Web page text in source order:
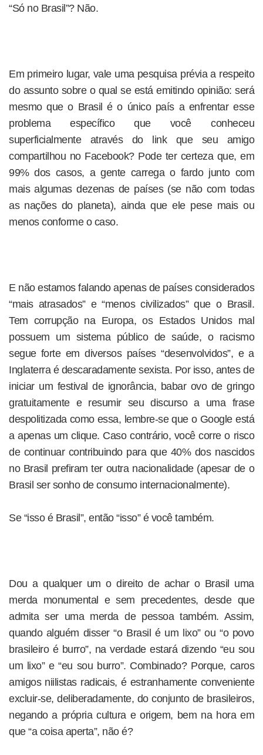
“Só no Brasil”? Não.
Em primeiro lugar, vale uma pesquisa prévia a respeito
do assunto sobre o qual se está emitindo opinião: será
mesmo que o Brasil é o único país a enfrentar esse
problema específico que você conheceu
superficialmente através do link que seu amigo
compartilhou no Facebook? Pode ter certeza que, em
99% dos casos, a gente carrega o fardo junto com
mais algumas dezenas de países (se não com todas
as nações do planeta), ainda que ele pese mais ou
menos conforme o caso.
E não estamos falando apenas de países considerados
“mais atrasados” e “menos civilizados” que o Brasil.
Tem corrupção na Europa, os Estados Unidos mal
possuem um sistema público de saúde, o racismo
segue forte em diversos países “desenvolvidos”, e a
Inglaterra é descaradamente sexista. Por isso, antes de
iniciar um festival de ignorância, babar ovo de gringo
gratuitamente e resumir seu discurso a uma frase
despolitizada como essa, lembre-se que o Google está
a apenas um clique. Caso contrário, você corre o risco
de continuar contribuindo para que 40% dos nascidos
no Brasil prefiram ter outra nacionalidade (apesar de o
Brasil ser sonho de consumo internacionalmente).
Se “isso é Brasil”, então “isso” é você também.
Dou a qualquer um o direito de achar o Brasil uma
merda monumental e sem precedentes, desde que
admita ser uma merda de pessoa também. Assim,
quando alguém disser “o Brasil é um lixo” ou “o povo
brasileiro é burro”, na verdade estará dizendo “eu sou
um lixo” e “eu sou burro”. Combinado? Porque, caros
amigos niilistas radicais, é estranhamente conveniente
excluir-se, deliberadamente, do conjunto de brasileiros,
negando a própria cultura e origem, bem na hora em
que “a coisa aperta”, não é?